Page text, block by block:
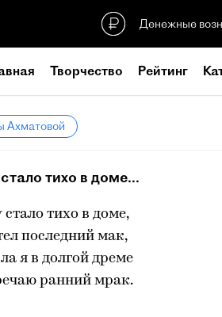
Денежные
Творчество Рейтинг
Ахматовой
тихо в доме...
стало тихо в доме,
последний мак,
я в долгой дреме
ранний мрак.